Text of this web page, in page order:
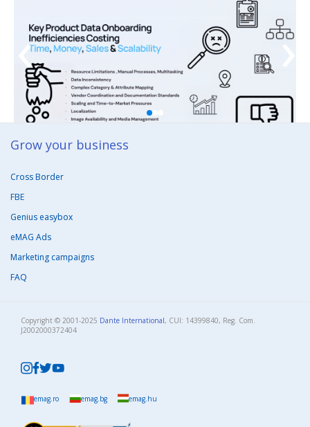
‹ ›
Grow your business​
Cross Border
FBE
Genius easybox
eMAG Ads
Marketing campaigns
FAQ
Copyright © 2001-2025 Dante International, CUI: 14399840, Reg. Com.
J2002000372404​
emag.ro emag.bg emag.hu